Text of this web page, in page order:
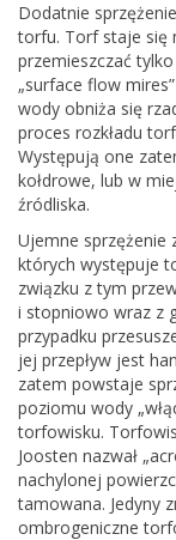
Dodatnie
torfu. Torf staje się
przemieszczać
„surface flow
wody obniża się
proces rozkładu
Występują one
kołdrowe, lub w
źródliska.
Ujemne sprzężenie
których występuje
związku z tym
i stopniowo wraz z
przypadku
jej przepływ jest
zatem powstaje
poziomu wody
torfowisku.
Joosten nazwał
nachylonej
tamowana. Jedyny
ombrogeniczne